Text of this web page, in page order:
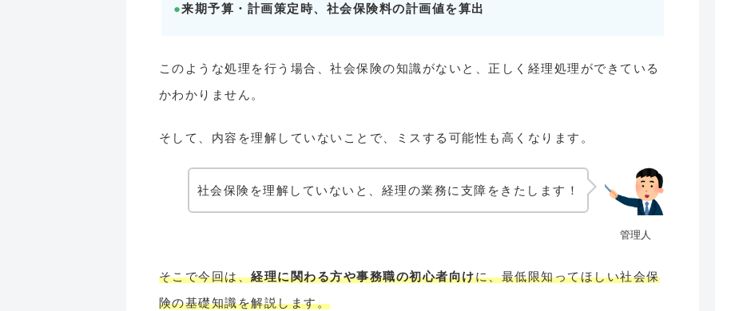
●来期予算・計画策定時、社会保険料の計画値を算出
このような処理を行う場合、社会保険の知識がないと、正しく経理処理ができている
かわかりません。
そして、内容を理解していないことで、ミスする可能性も高くなります。
管理人
社会保険を理解していないと、経理の業務に支障をきたします！
そこで今回は、経理に関わる方や事務職の初心者向けに、最低限知ってほしい社会保
険の基礎知識を解説します。